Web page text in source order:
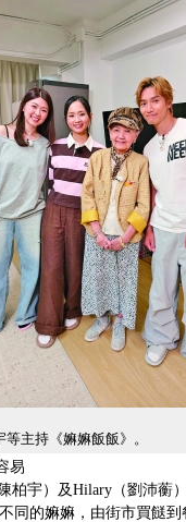
主持《嫲嫲飯飯》。
易
柏宇）及Hilary（劉沛蘅
同的嫲嫲，由街市買餸